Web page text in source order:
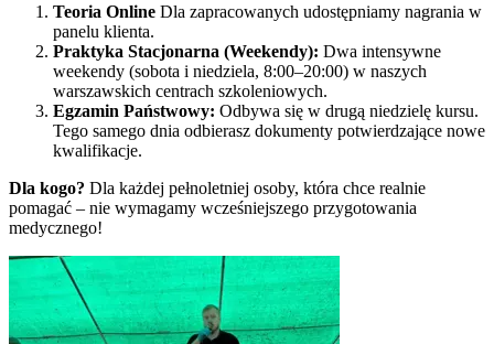
Teoria Online Dla zapracowanych udostępniamy nagrania w
panelu klienta.
Praktyka Stacjonarna (Weekendy): Dwa intensywne
weekendy (sobota i niedziela, 8:00–20:00) w naszych
warszawskich centrach szkoleniowych.
Egzamin Państwowy: Odbywa się w drugą niedzielę kursu.
Tego samego dnia odbierasz dokumenty potwierdzające nowe
kwalifikacje.
Dla kogo? Dla każdej pełnoletniej osoby, która chce realnie
pomagać – nie wymagamy wcześniejszego przygotowania
medycznego!